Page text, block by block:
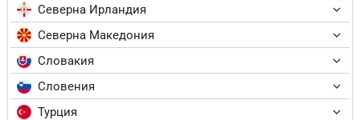
Северна Ирландия
Северна Македония
Словакия
Словения
Турция